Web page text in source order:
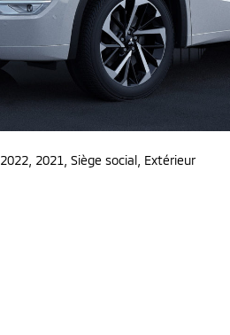
2022, 2021 ,Siège social, Extérieur